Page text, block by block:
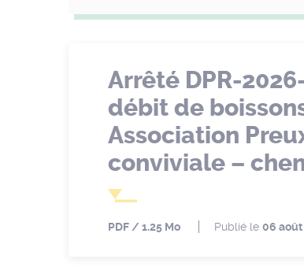
Arrêté DPR-
débit de
Association
conviviale –
PDF 1.25 Mo Publié le 06 août